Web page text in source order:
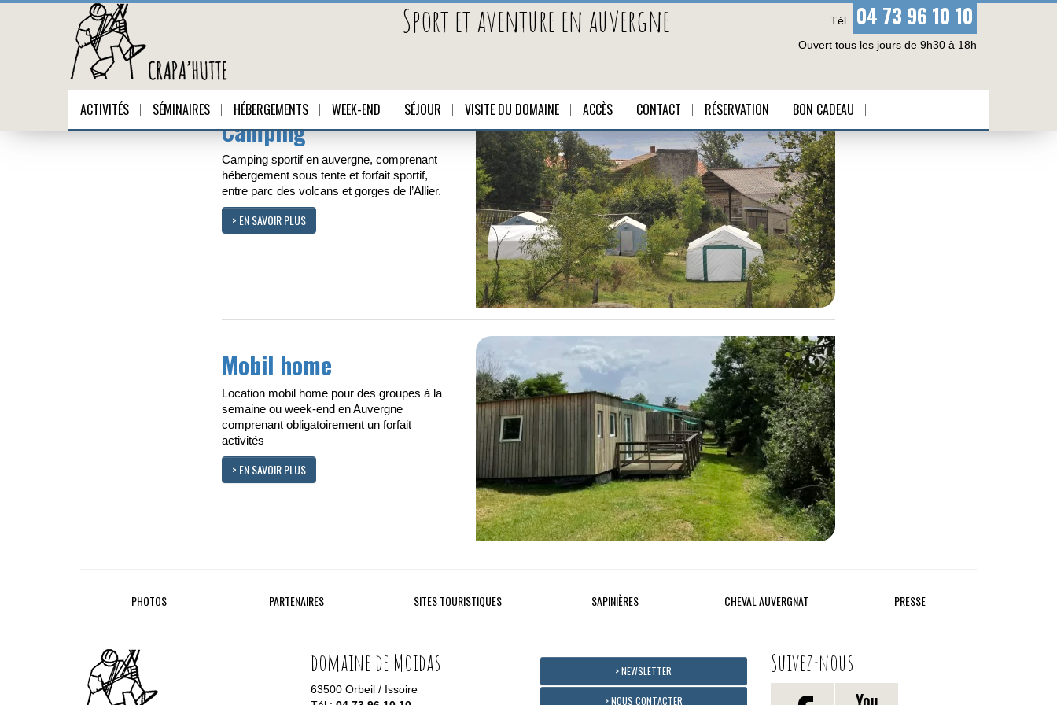
Sport et aventure en auvergne Tél. 04 73 96 10 10
Ouvert tous les jours de 9h30 à 18h
ACTIVITÉS SÉMINAIRES HÉBERGEMENTS WEEK-END SÉJOUR VISITE DU DOMAINE ACCÈS CONTACT RÉSERVATION BON CADEAU
Hébergements
Camping
Camping sportif en auvergne, comprenant
hébergement sous tente et forfait sportif,
entre parc des volcans et gorges de l’Allier.
> EN SAVOIR PLUS
Mobil home
Location mobil home pour des groupes à la
semaine ou week-end en Auvergne
comprenant obligatoirement un forfait
activités
> EN SAVOIR PLUS
PHOTOS PARTENAIRES SITES TOURISTIQUES SAPINIÈRES CHEVAL AUVERGNAT PRESSE
domaine de Moidas
63500 Orbeil / Issoire
> NEWSLETTER
> NOUS CONTACTER
Suivez-nous